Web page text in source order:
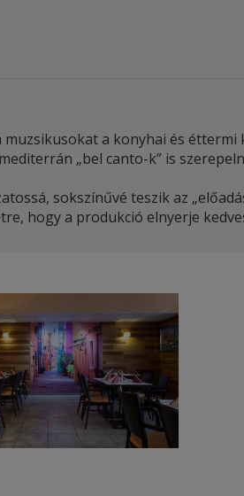
a konyhai és
„bel canto-k” is
sokszínűvé teszik az
hogy a produkció elnyerje